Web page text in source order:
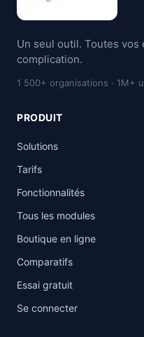
Un seul outil. Toutes vos
complication.
1 500+ organisations · 1M+
PRODUIT
Solutions
Tarifs
Fonctionnalités
Tous les modules
Boutique en ligne
Comparatifs
Essai gratuit
Se connecter